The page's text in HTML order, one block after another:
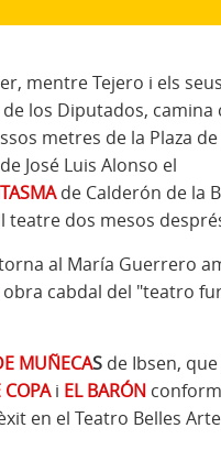
mentre Tejero i els
los Diputados, camina
metres de la Plaza
José Luis Alonso el
de Calderón de la
teatre dos mesos
al María Guerrero
obra cabdal del "teatro
MUÑECAS de Ibsen,
COPAi EL BARÓN
en el Teatro Belles